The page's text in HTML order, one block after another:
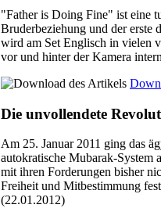
"Father is Doing Fine" ist eine
Bruderbeziehung und der erste
wird am Set Englisch in vielen
vor und hinter der Kamera
Die unvollendete
Am 25. Januar 2011 ging das
autokratische Mubarak-System
mit ihren Forderungen bisher
Freiheit und Mitbestimmung
(22.01.2012)